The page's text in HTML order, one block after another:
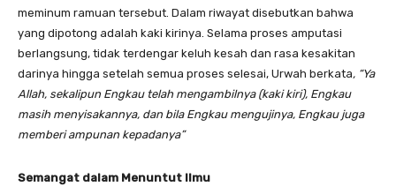
meminum ramuan tersebut. Dalam riwayat disebutkan bahwa
yang dipotong adalah kaki kirinya. Selama proses amputasi
berlangsung, tidak terdengar keluh kesah dan rasa kesakitan
darinya hingga setelah semua proses selesai, Urwah berkata, “Ya
Allah, sekalipun Engkau telah mengambilnya (kaki kiri), Engkau
masih menyisakannya, dan bila Engkau mengujinya, Engkau juga
memberi ampunan kepadanya”
Semangat dalam Menuntut Ilmu